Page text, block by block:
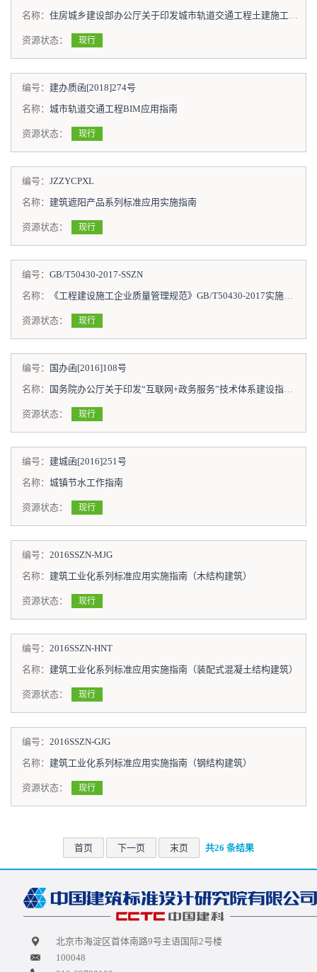
名称： 住房城乡建设部办公厅关于印发城市轨道交通工程土建施工质量标准化管理技术指南的通知
资源状态： 现行
编号： 建办质函[2018]274号
名称： 城市轨道交通工程BIM应用指南
资源状态： 现行
编号： JZZYCPXL
名称： 建筑遮阳产品系列标准应用实施指南
资源状态： 现行
编号： GB/T50430-2017-SSZN
名称：
《工程建设施工企业质量管理规范》GB/T50430-2017实施指南
资源状态： 现行
编号：
国办函[2016]108号
名称：
国务院办公厅关于印发“互联网+政务服务”技术体系建设指南的通知
资源状态： 现行
编号： 建城函[2016]251号
名称： 城镇节水工作指南
资源状态： 现行
编号： 2016SSZN-MJG
名称： 建筑工业化系列标准应用实施指南（木结构建筑）
资源状态： 现行
编号： 2016SSZN-HNT
名称： 建筑工业化系列标准应用实施指南（装配式混凝土结构建筑）
资源状态： 现行
编号： 2016SSZN-GJG
名称： 建筑工业化系列标准应用实施指南（钢结构建筑）
资源状态： 现行
首页 下一页 末页 共26 条结果
北京市海淀区首体南路9号主语国际2号楼
100048